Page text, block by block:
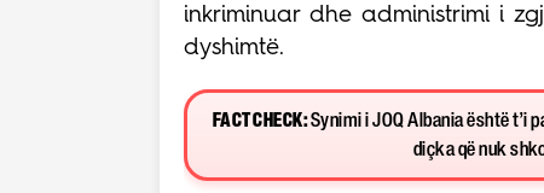
inkriminuar dhe administrimi i
dyshimtë.
FACT CHECK:Synimi i JOQ Albania është t’i
diçka që nuk